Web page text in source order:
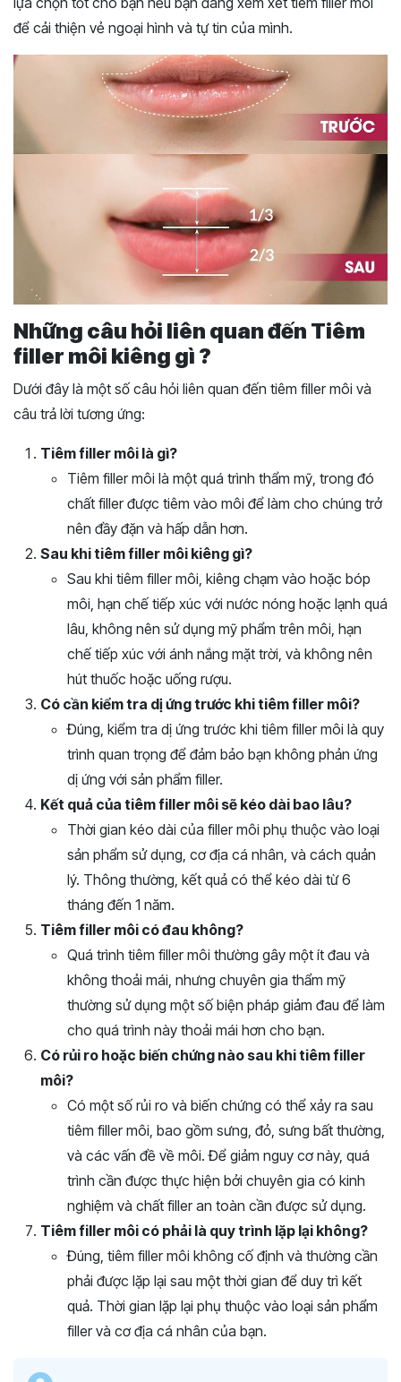
để cải thiện vẻ ngoại hình và tự tin của mình.
Những câu hỏi liên quan đến Tiêm
filler môi kiêng gì ?
Dưới đây là một số câu hỏi liên quan đến tiêm filler môi và
câu trả lời tương ứng:
Tiêm filler môi là gì?
Tiêm filler môi là một quá trình thẩm mỹ, trong đó
chất filler được tiêm vào môi để làm cho chúng trở
nên đầy đặn và hấp dẫn hơn.
Sau khi tiêm filler môi kiêng gì?
Sau khi tiêm filler môi, kiêng chạm vào hoặc bóp
môi, hạn chế tiếp xúc với nước nóng hoặc lạnh quá
lâu, không nên sử dụng mỹ phẩm trên môi, hạn
chế tiếp xúc với ánh nắng mặt trời, và không nên
hút thuốc hoặc uống rượu.
Có cần kiểm tra dị ứng trước khi tiêm filler môi?
Đúng, kiểm tra dị ứng trước khi tiêm filler môi là quy
trình quan trọng để đảm bảo bạn không phản ứng
dị ứng với sản phẩm filler.
Kết quả của tiêm filler môi sẽ kéo dài bao lâu?
Thời gian kéo dài của filler môi phụ thuộc vào loại
sản phẩm sử dụng, cơ địa cá nhân, và cách quản
lý. Thông thường, kết quả có thể kéo dài từ 6
tháng đến 1 năm.
Tiêm filler môi có đau không?
Quá trình tiêm filler môi thường gây một ít đau và
không thoải mái, nhưng chuyên gia thẩm mỹ
thường sử dụng một số biện pháp giảm đau để làm
cho quá trình này thoải mái hơn cho bạn.
Có rủi ro hoặc biến chứng nào sau khi tiêm filler
môi?
Có một số rủi ro và biến chứng có thể xảy ra sau
tiêm filler môi, bao gồm sưng, đỏ, sưng bất thường,
và các vấn đề về môi. Để giảm nguy cơ này, quá
trình cần được thực hiện bởi chuyên gia có kinh
nghiệm và chất filler an toàn cần được sử dụng.
Tiêm filler môi có phải là quy trình lặp lại không?
Đúng, tiêm filler môi không cố định và thường cần
phải được lặp lại sau một thời gian để duy trì kết
quả. Thời gian lặp lại phụ thuộc vào loại sản phẩm
filler và cơ địa cá nhân của bạn.